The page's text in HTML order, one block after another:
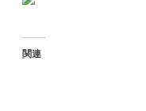
関連